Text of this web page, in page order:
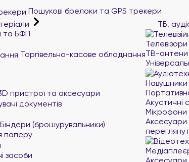
Пошукові брелоки та GPS трекери
та БФП
Торгівельно-касове обладнання
пристрої та аксесуари
документів
Біндери (брошурувальники)
паперу
засоби
ТБ,
Телевізори
ТВ-антени
Навушники
Акустичні
Мікрофони
Аксесуари